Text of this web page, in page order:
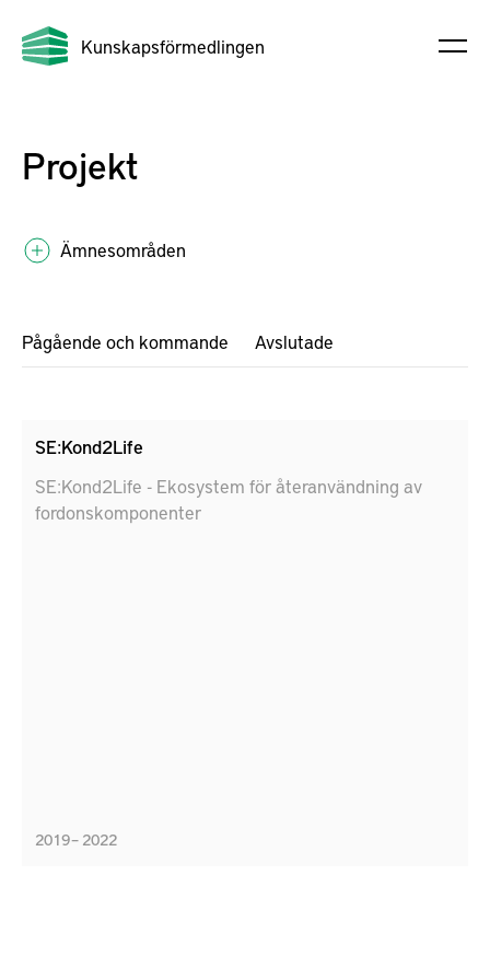
Kunskapsförmedlingen
Projekt
Ämnesområden
Pågående och kommande Avslutade
SE:Kond2Life
SE:Kond2Life - Ekosystem för återanvändning av
fordonskomponenter
2019 – 2022